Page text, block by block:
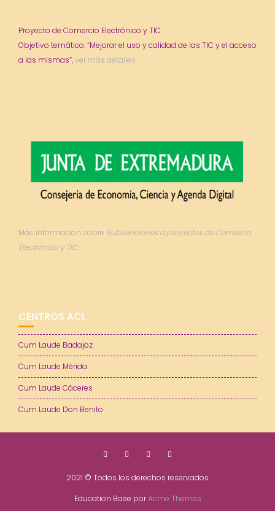
Proyecto de Comercio Electrónico y TIC.
Objetivo temático: “Mejorar el uso y calidad de las TIC y el acceso
a las mismas”,ver más detalles.
Más información sobre Subvenciones a proyectos de Comercio
Electrónico y TIC.
CENTROS ACL
Cum Laude Badajoz
Cum Laude Mérida
Cum Laude Cáceres
Cum Laude Don Benito
2021 © Todos los derechos reservados
Education Base porAcme Themes